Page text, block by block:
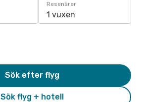
Resenärer
1 vuxen
Sök flyg + hotell
Sök efter flyg